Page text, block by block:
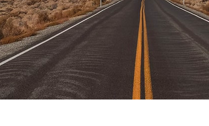
تازه در اقتصاد ایران شناخته می‌شود و بسیاری از خریداران در انتظار
شدن
و تسهیل قوانین واردات، به یکی از مسیرهای جدید و مهم ورود
ها را به شما معرفی خواهیم کرد.